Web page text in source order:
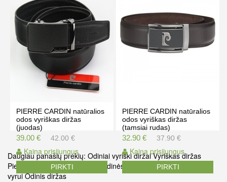
PIERRE CARDIN natūralios
odos vyriškas diržas
(juodas)
39.00 €
Kaina prisijungus
42.00 €
PIRKTI
PIERRE CARDIN natūralios
odos vyriškas diržas
(tamsiai rudas)
32.90 €
Kaina prisijungus
37.90 €
PIRKTI
Daugiau panašių prekių: Odiniai vyriški diržai Vyriškas diržas
Pierre cardin diržas odinis
Kalėdinės dovanos
Kalėdinė dovana
vyrui Odinis diržas